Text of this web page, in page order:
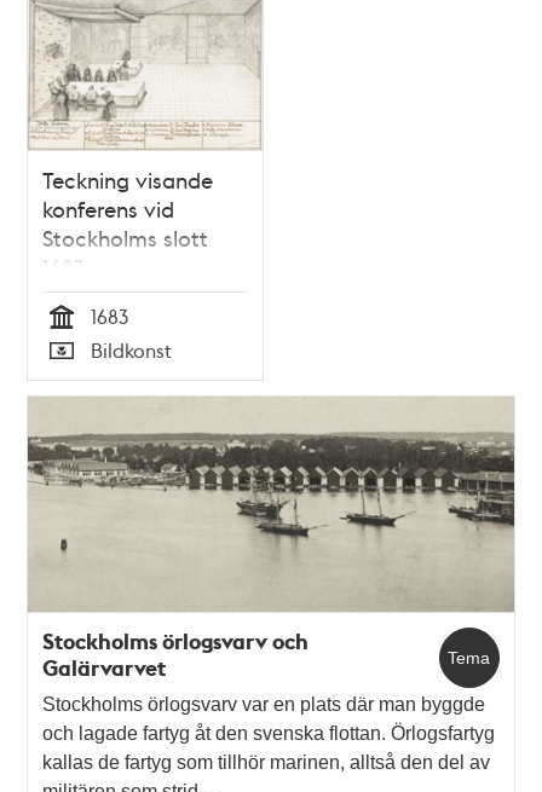
Teckning visande
konferens vid
Stockholms slott
1683
Tid
1683
Typ
Bildkonst
Tema
Stockholms örlogsvarv och
Galärvarvet
Stockholms örlogsvarv var en plats där man byggde
och lagade fartyg åt den svenska flottan. Örlogsfartyg
kallas de fartyg som tillhör marinen, alltså den del av